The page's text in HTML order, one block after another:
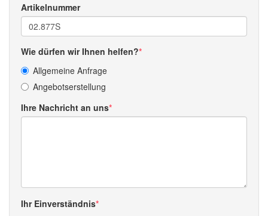
Artikelnummer
Wie dürfen wir Ihnen helfen?
Allgemeine Anfrage
Angebotserstellung
Ihre Nachricht an uns
Ihr Einverständnis